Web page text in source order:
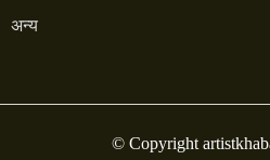
अन्य
© Copyright